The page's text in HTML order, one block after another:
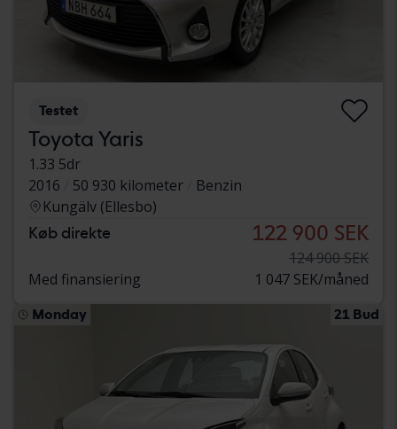
Testet
Toyota Yaris
1.33 5dr
2016
50 930 kilometer
Benzin
Kungälv (Ellesbo)
Køb direkte 122 900 SEK
124 900 SEK
Med finansiering
1 047 SEK/måned
Monday 21 Bud